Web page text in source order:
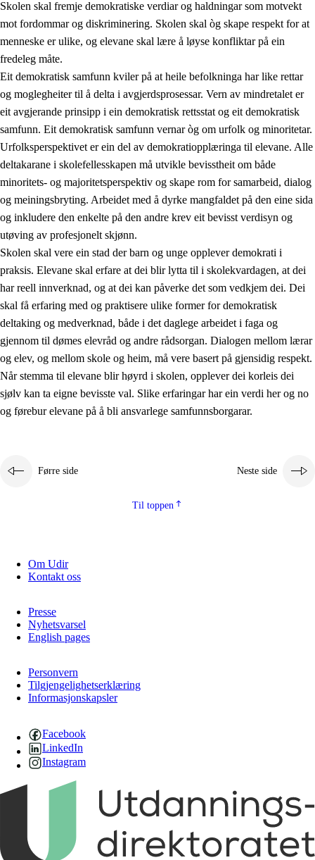
1.1 Menneskeverdet
1.2 Identitet og kulturelt mangfald
1.3 Kritisk tenking og etisk bevisstheit
1.4 Skaparglede, engasjement og utforskartrong
1.5 Respekt for naturen og miljøbevisstheit
Skolen skal fremje demokratiske verdiar og haldningar som motvekt
mot fordommar og diskriminering. Skolen skal òg skape respekt for at
menneske er ulike, og elevane skal lære å løyse konfliktar på ein
fredeleg måte.
Eit demokratisk samfunn kviler på at heile befolkninga har like rettar
og moglegheiter til å delta i avgjerdsprosessar. Vern av mindretalet er
eit avgjerande prinsipp i ein demokratisk rettsstat og eit demokratisk
samfunn. Eit demokratisk samfunn vernar òg om urfolk og minoritetar.
Urfolksperspektivet er ein del av demokratiopplæringa til elevane. Alle
deltakarane i skolefellesskapen må utvikle bevisstheit om både
minoritets- og majoritetsperspektiv og skape rom for samarbeid, dialog
og meiningsbryting. Arbeidet med å dyrke mangfaldet på den eine sida
og inkludere den enkelte på den andre krev eit bevisst verdisyn og
utøving av profesjonelt skjønn.
Skolen skal vere ein stad der barn og unge opplever demokrati i
praksis. Elevane skal erfare at dei blir lytta til i skolekvardagen, at dei
har reell innverknad, og at dei kan påverke det som vedkjem dei. Dei
skal få erfaring med og praktisere ulike former for demokratisk
deltaking og medverknad, både i det daglege arbeidet i faga og
gjennom til dømes elevråd og andre rådsorgan. Dialogen mellom lærar
og elev, og mellom skole og heim, må vere basert på gjensidig respekt.
Når stemma til elevane blir høyrd i skolen, opplever dei korleis dei
sjølv kan ta eigne bevisste val. Slike erfaringar har ein verdi her og no
og førebur elevane på å bli ansvarlege samfunnsborgarar.
Førre side Neste side
Til toppen
Om Udir
Kontakt oss
Presse
Nyhetsvarsel
English pages
Personvern
Tilgjengelighetserklæring
Informasjonskapsler
Facebook
LinkedIn
Instagram